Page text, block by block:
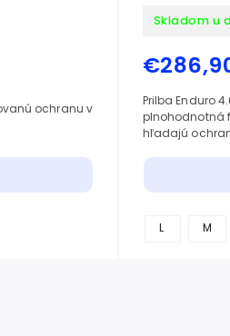
ochranu v
Skladom u
Prilba Enduro
plnohodnotná
hľadajú
L M